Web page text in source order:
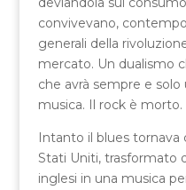
convivevano,
generali della
mercato. Un dualismo
che avrà sempre e
musica. Il rock è morto.
Intanto il blues
Stati Uniti, trasformato
inglesi in una musica